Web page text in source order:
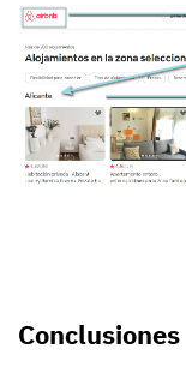
Conclusiones